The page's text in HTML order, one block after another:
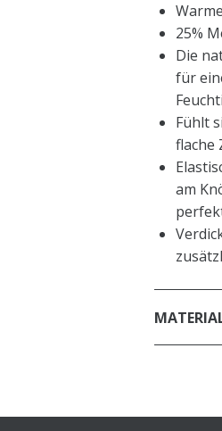
25%
Die
für
Fühlt
flache
am